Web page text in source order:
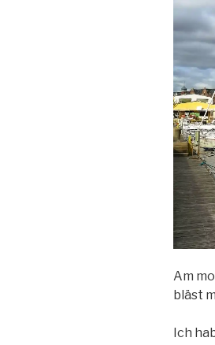
Am
bläst
Ich